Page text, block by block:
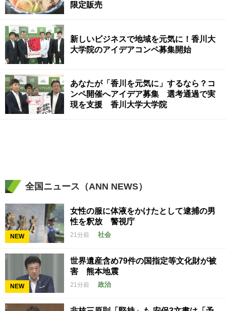
限定販売
新しいビジネスで地域を元気に！香川大
大学院のアイデアコンペ募集開始
あなたが「香川を元気に」するなら？コ
ンペ開催へアイデア募集 選考通過で実
現を支援 香川大学大学院
全国ニュース（ANN NEWS）
NEW
女性の服に体液をかけたとして逮捕の男
性を釈放 警視庁
21分前 社会
NEW
世界遺産含め79件の国指定等文化財が被
害 熊本地震
21分前 政治